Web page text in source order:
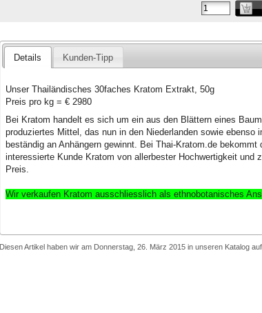
Details Kunden-Tipp
Unser Thailändisches 30faches Kratom Extrakt, 50g
Preis pro kg = € 2980
Bei Kratom handelt es sich um ein aus den Blättern eines
produziertes Mittel, das nun in den Niederlanden sowie ebenso
beständig an Anhängern gewinnt. Bei Thai-Kratom.de bekommt
interessierte Kunde Kratom von allerbester Hochwertigkeit und
Preis.
Wir verkaufen Kratom ausschliesslich als ethnobotanisches
Diesen Artikel haben wir am Donnerstag, 26. März 2015 in unseren Katalog